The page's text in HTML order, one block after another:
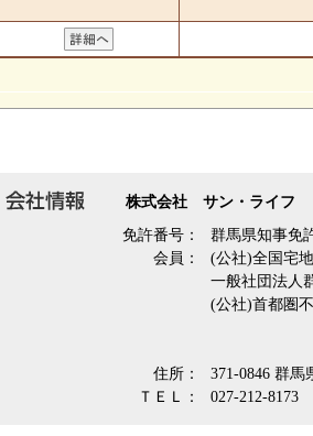
株式会社 サン・ライフ
免許番号：
群馬県知事免
会員：
(公社)全国宅
一般社団法
(公社)首都圏
住所：
371-0846 群馬
ＴＥＬ：
027-212-8173